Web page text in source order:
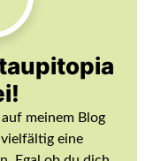
meinem Blog
eine